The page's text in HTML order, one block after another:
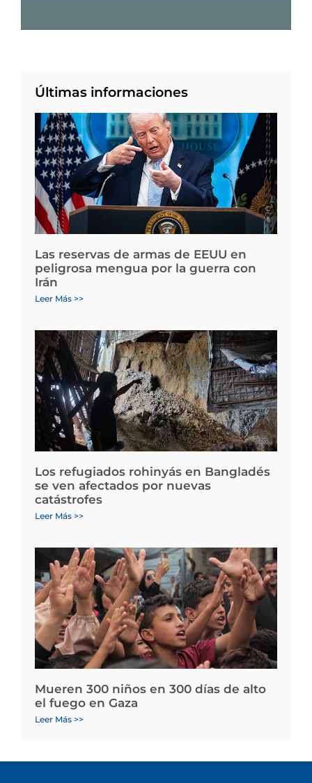
Últimas informaciones
Las reservas de armas de EEUU en
peligrosa mengua por la guerra con
Irán
Leer Más >>
Los refugiados rohinyás en Bangladés
se ven afectados por nuevas
catástrofes
Leer Más >>
Mueren 300 niños en 300 días de alto
el fuego en Gaza
Leer Más >>